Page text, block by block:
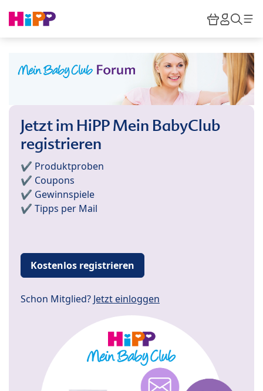
HiPP
Jetzt im HiPP Mein BabyClub
registrieren
✔️ Produktproben
✔️ Coupons
✔️ Gewinnspiele
✔️ Tipps per Mail
Kostenlos registrieren
Schon Mitglied? Jetzt einloggen